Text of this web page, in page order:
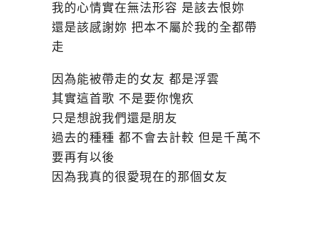
我的心情實在無法形容 是該去恨妳
還是該感謝妳 把本不屬於我的全都帶
走
因為能被帶走的女友 都是浮雲
其實這首歌 不是要你愧疚
只是想說我們還是朋友
過去的種種 都不會去計較 但是千萬不
要再有以後
因為我真的很愛現在的那個女友